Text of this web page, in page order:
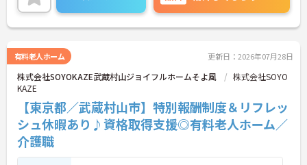
おりますのでスキルアップを望める環境です。興味
のある方は是非お気軽にお問い合わせください。
有料老人ホーム 更新日：2026年07月28日
株式会社SOYOKAZE武蔵村山ジョイフルホームそよ風
株式会社SOYO
KAZE
【東京都／武蔵村山市】特別報酬制度＆リフレッ
シュ休暇あり♪資格取得支援◎有料老人ホーム／
介護職